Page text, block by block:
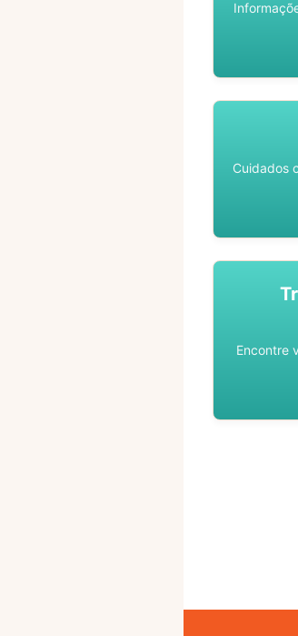
Cuidados
Encontre